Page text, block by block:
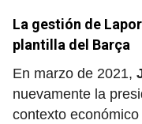
La gestión de
plantilla del Barça
En marzo de 2021,
nuevamente la
contexto